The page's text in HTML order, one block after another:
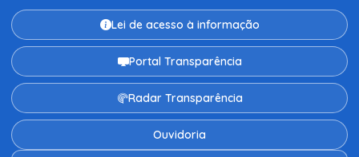
Lei de acesso à informação
Portal Transparência
Radar Transparência
Ouvidoria